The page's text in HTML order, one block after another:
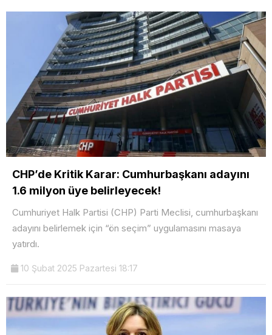
CHP’de Kritik Karar: Cumhurbaşkanı adayını
1.6 milyon üye belirleyecek!
Cumhuriyet Halk Partisi (CHP) Parti Meclisi, cumhurbaşkanı
adayını belirlemek için “ön seçim” uygulamasını masaya
yatırdı.
10 Şubat 2025 Pazartesi 18:17